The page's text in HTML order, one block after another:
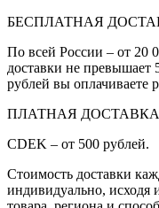
БЕСПЛАТНАЯ
По всей России – от 20
доставки не превышает
рублей вы оплачиваете
ПЛАТНАЯ
CDEK – от 500 рублей.
Стоимость доставки
индивидуально, исходя